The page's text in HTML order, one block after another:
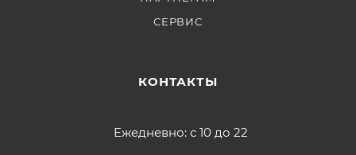
СЕРВИС
КОНТАКТЫ
Ежедневно: с 10 до 22